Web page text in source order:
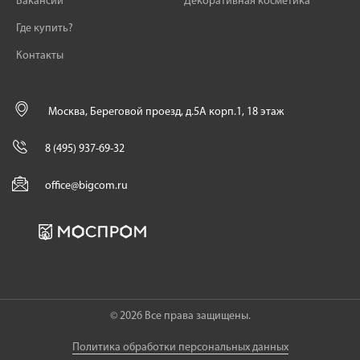
Где купить?
Контакты
Москва, Береговой проезд, д.5А корп.1, 18 этаж
8 (495) 937-69-32
office@bigcom.ru
© 2026 Все права защищены.
Политика обработки персональных данных